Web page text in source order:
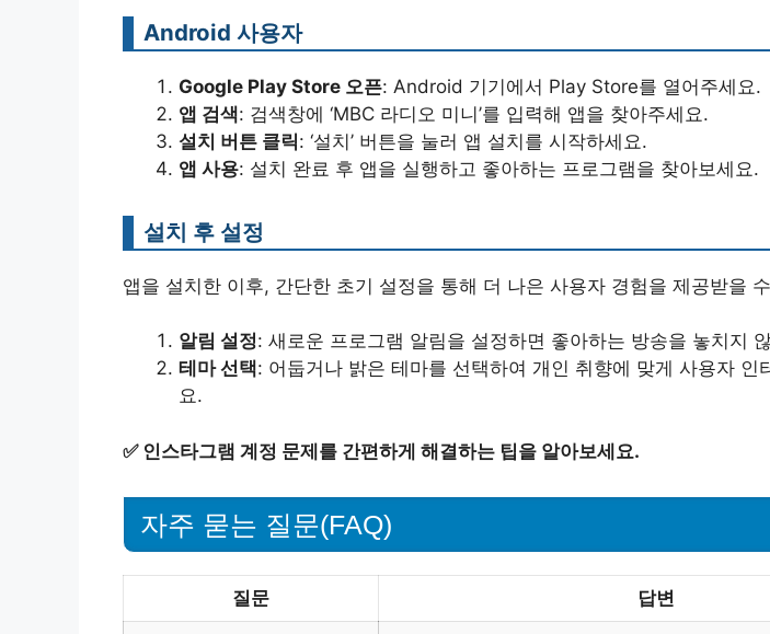
Android 사용자
Google Play Store 오픈: Android 기기에서 Play Store를 열어주세요.
앱 검색: 검색창에 ‘MBC 라디오 미니’를 입력해 앱을 찾아주세요.
설치 버튼 클릭: ‘설치’ 버튼을 눌러 앱 설치를 시작하세요.
앱 사용: 설치 완료 후 앱을 실행하고 좋아하는 프로그램을 찾아보세요.
설치 후 설정
앱을 설치한 이후, 간단한 초기 설정을 통해 더 나은 사용자 경험을 제공받을
알림 설정: 새로운 프로그램 알림을 설정하면 좋아하는 방송을 놓치지
테마 선택: 어둡거나 밝은 테마를 선택하여 개인 취향에 맞게 사용자 인
요.
✅ 인스타그램 계정 문제를 간편하게 해결하는 팁을 알아보세요.
자주 묻는 질문(FAQ)
질문 답변